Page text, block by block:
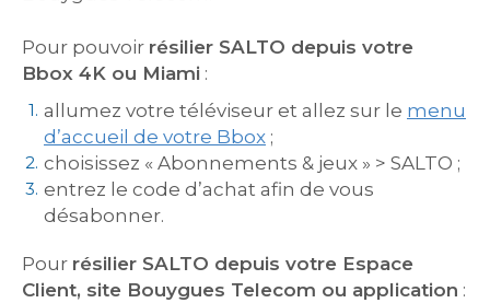
Pour pouvoir résilier SALTO depuis votre
Bbox 4K ou Miami :
allumez votre téléviseur et allez sur le menu
d’accueil de votre Bbox ;
choisissez « Abonnements & jeux » > SALTO ;
entrez le code d’achat afin de vous
désabonner.
Pour résilier SALTO depuis votre Espace
Client, site Bouygues Telecom ou application :